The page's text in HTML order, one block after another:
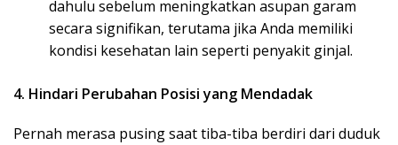
dahulu sebelum meningkatkan asupan garam
secara signifikan, terutama jika Anda memiliki
kondisi kesehatan lain seperti penyakit ginjal.
4. Hindari Perubahan Posisi yang Mendadak
Pernah merasa pusing saat tiba-tiba berdiri dari duduk